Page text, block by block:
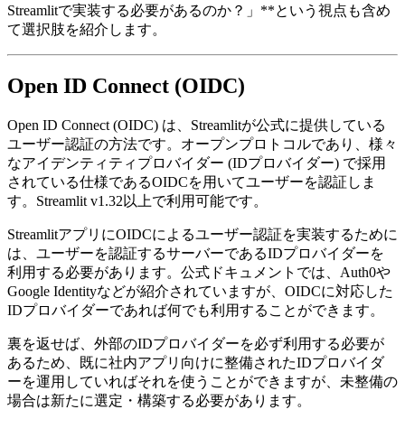
Streamlitで実装する必要があるのか？」**という視点も含め
て選択肢を紹介します。
Open ID Connect (OIDC)
Open ID Connect (OIDC) は、Streamlitが公式に提供している
ユーザー認証の方法です。オープンプロトコルであり、様々
なアイデンティティプロバイダー (IDプロバイダー) で採用
されている仕様であるOIDCを用いてユーザーを認証しま
す。Streamlit v1.32以上で利用可能です。
StreamlitアプリにOIDCによるユーザー認証を実装するために
は、ユーザーを認証するサーバーであるIDプロバイダーを
利用する必要があります。公式ドキュメントでは、Auth0や
Google Identityなどが紹介されていますが、OIDCに対応した
IDプロバイダーであれば何でも利用することができます。
裏を返せば、外部のIDプロバイダーを必ず利用する必要が
あるため、既に社内アプリ向けに整備されたIDプロバイダ
ーを運用していればそれを使うことができますが、未整備の
場合は新たに選定・構築する必要があります。